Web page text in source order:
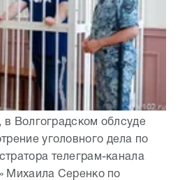
в Волгоградском облсуде
уголовного дела по
телеграм-канала
Михаила Серенко по